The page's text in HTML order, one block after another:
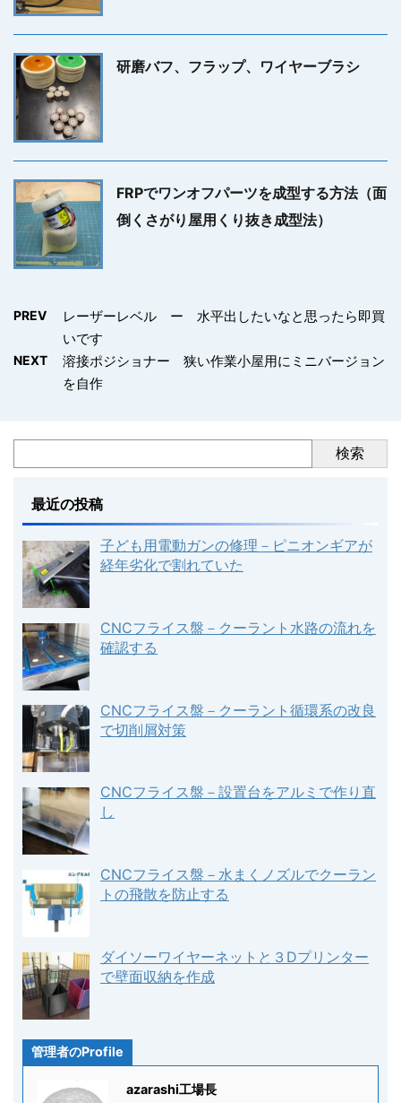
研磨バフ、フラップ、ワイヤーブラシ
FRPでワンオフパーツを成型する方法（面
倒くさがり屋用くり抜き成型法）
PREV
レーザーレベル ー 水平出したいなと思ったら即買
いです
NEXT
溶接ポジショナー 狭い作業小屋用にミニバージョン
を自作
検索
最近の投稿
子ども用電動ガンの修理－ピニオンギアが
経年劣化で割れていた
CNCフライス盤－クーラント水路の流れを
確認する
CNCフライス盤－クーラント循環系の改良
で切削屑対策
CNCフライス盤－設置台をアルミで作り直
し
CNCフライス盤－水まくノズルでクーラン
トの飛散を防止する
ダイソーワイヤーネットと３Dプリンター
で壁面収納を作成
管理者のProfile
azarashi工場長